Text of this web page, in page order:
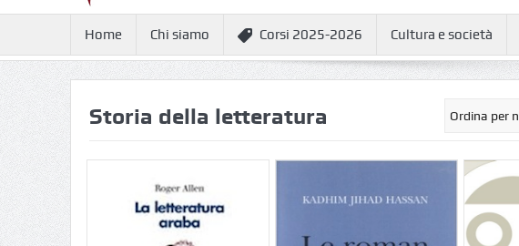
Home Chi siamo Corsi 2025-2026 Cultura e società
Storia della letteratura